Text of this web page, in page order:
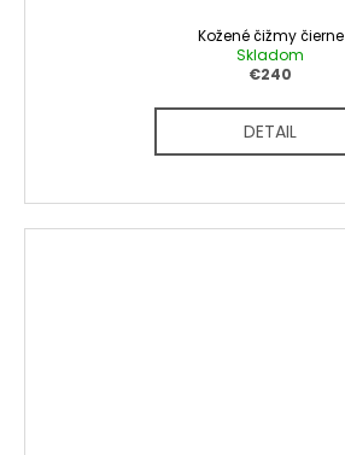
Kožené čižmy čierne
Skladom
€240
DETAIL